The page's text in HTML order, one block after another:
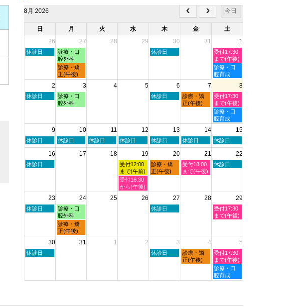
8月 2026 今日
日 月 火 水 木 金
土
26
27 28 29 30 31 1
日
月
2026
休診日
月
曜
日,
7
月
2026
診療・口
腔外科
木
月
2026
休診日
土
曜
日,
8
月
2026
受付17:30
まで(午後)
月
曜
日,
月
27th
2026
診療・矯
正(午後)
土
曜
日,
月
1st
2026
診療・口
腔育成
2 3 4 5 6 7 8
日
月
2026
休診日
月
曜
月
2026
診療・口
腔外科
木
月
2026
休診日
金
曜
月
2026
診療・矯
正(午後)
土
曜
日,
8
月
2026
受付17:30
まで(午後)
土
曜
日,
月
8th
診療・口
腔育成
9 10 11 12 13 14 15
日
曜
8
月
休診日
月
曜
休診日
火
曜
休診日
水
曜
8
月
12th
2026
休診日
木
曜
8
月
13th
休診日
金
曜
8
月
14th
休診日
土
曜
8
月
休診日
16 17 18 19 20 21 22
日
月
2026
休診日
水
曜
日,
8
月
受付12:00
まで(午前)
木
曜
月
2026
診療・矯
正(午後)
金
曜
月
受付18:00
まで(午後)
土
月
2026
休診日
水
曜
日,
受付16:30
から(午後)
23 24 25 26 27 28 29
日
月
2026
休診日
月
曜
日,
8
月
診療・口
腔外科
木
月
2026
休診日
土
曜
月
2026
受付17:30
まで(午後)
月
曜
日,
診療・矯
正(午後)
30 31 1 2 3 4 5
日
月
休診日
木
月
休診日
金
曜
月
診療・矯
正(午後)
土
曜
日,
9
月
受付17:30
まで(午後)
土
曜
日,
診療・口
腔育成